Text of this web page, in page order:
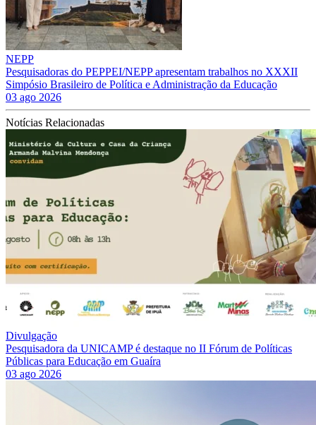
NEPP
Pesquisadoras do PEPPEI/NEPP apresentam trabalhos no XXXII
Simpósio Brasileiro de Política e Administração da Educação
03 ago 2026
Notícias Relacionadas
Divulgação
Pesquisadora da UNICAMP é destaque no II Fórum de Políticas
Públicas para Educação em Guaíra
03 ago 2026